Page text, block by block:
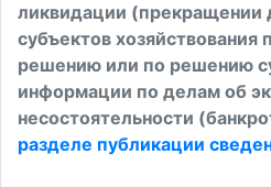
ликвидации (прекращении
субъектов хозяйствования
решению или по решению
информации по делам об
несостоятельности
разделе публикации